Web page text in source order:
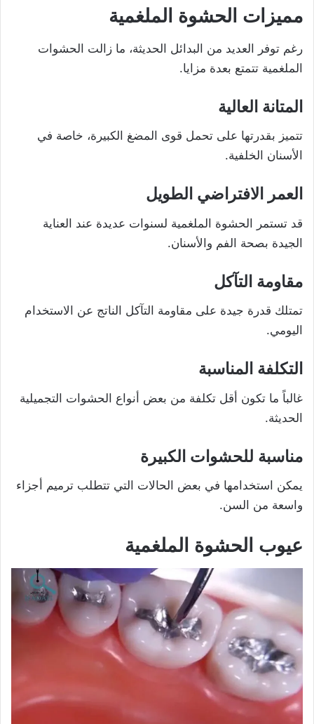
مميزات الحشوة الملغمية
رغم توفر العديد من البدائل الحديثة، ما زالت الحشوات
الملغمية تتمتع بعدة مزايا.
المتانة العالية
تتميز بقدرتها على تحمل قوى المضغ الكبيرة، خاصة في
الأسنان الخلفية.
العمر الافتراضي الطويل
قد تستمر الحشوة الملغمية لسنوات عديدة عند العناية
الجيدة بصحة الفم والأسنان.
مقاومة التآكل
تمتلك قدرة جيدة على مقاومة التآكل الناتج عن الاستخدام
اليومي.
التكلفة المناسبة
غالباً ما تكون أقل تكلفة من بعض أنواع الحشوات التجميلية
الحديثة.
مناسبة للحشوات الكبيرة
يمكن استخدامها في بعض الحالات التي تتطلب ترميم أجزاء
واسعة من السن.
عيوب الحشوة الملغمية